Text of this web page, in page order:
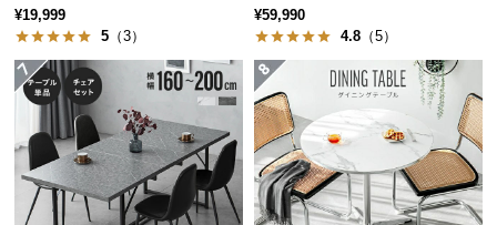
サ
ビ
ス
に
つ
い
て
け
¥19,999
5 （3）
子デザイン
¥59,990
4.8 （5）